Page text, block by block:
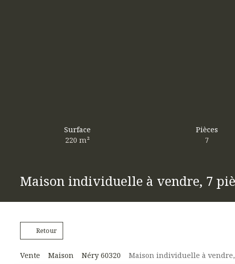
Surface
220 m²
Pièces
7
Maison individuelle à vendre, 7
Retour
Vente Maison Néry 60320 Maison individuelle à vendre,